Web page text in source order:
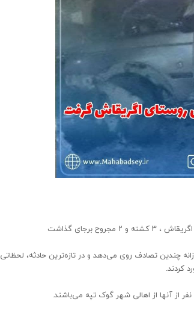
برجای گذاشت
چندین تصادف روی می‌دهد و در تازه‌ترین حادثه، لحظاتی